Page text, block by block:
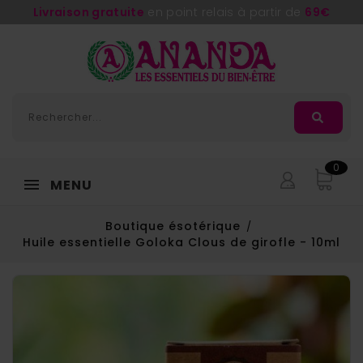
Livraison gratuite 69€
MENU
0
Boutique ésotérique
Huile essentielle Goloka Clous de girofle - 10ml